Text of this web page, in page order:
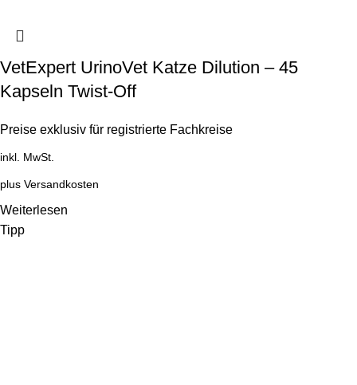
VetExpert UrinoVet Katze Dilution – 45
Kapseln Twist-Off
Preise exklusiv für registrierte Fachkreise
inkl. MwSt.
plus Versandkosten
Weiterlesen
Tipp